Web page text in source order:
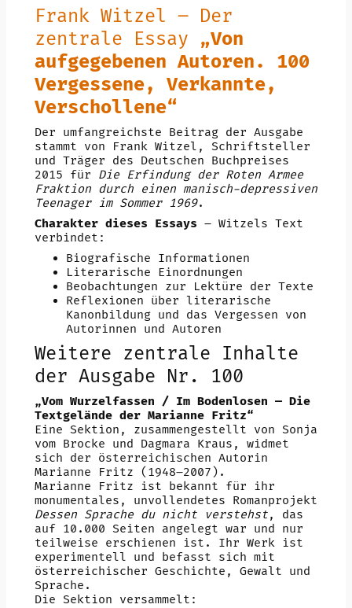
Frank Witzel – Der
zentrale Essay „Von
aufgegebenen Autoren. 100
Vergessene, Verkannte,
Verschollene“
Der umfangreichste Beitrag der Ausgabe
stammt von Frank Witzel, Schriftsteller
und Träger des Deutschen Buchpreises
2015 für Die Erfindung der Roten Armee
Fraktion durch einen manisch-depressiven
Teenager im Sommer 1969.
Charakter dieses Essays – Witzels Text
verbindet:
Biografische Informationen
Literarische Einordnungen
Beobachtungen zur Lektüre der Texte
Reflexionen über literarische
Kanonbildung und das Vergessen von
Autorinnen und Autoren
Weitere zentrale Inhalte
der Ausgabe Nr. 100
„Vom Wurzelfassen / Im Bodenlosen — Die
Textgelände der Marianne Fritz“
Eine Sektion, zusammengestellt von Sonja
vom Brocke und Dagmara Kraus, widmet
sich der österreichischen Autorin
Marianne Fritz (1948–2007).
Marianne Fritz ist bekannt für ihr
monumentales, unvollendetes Romanprojekt
Dessen Sprache du nicht verstehst, das
auf 10.000 Seiten angelegt war und nur
teilweise erschienen ist. Ihr Werk ist
experimentell und befasst sich mit
österreichischer Geschichte, Gewalt und
Sprache.
Die Sektion versammelt: